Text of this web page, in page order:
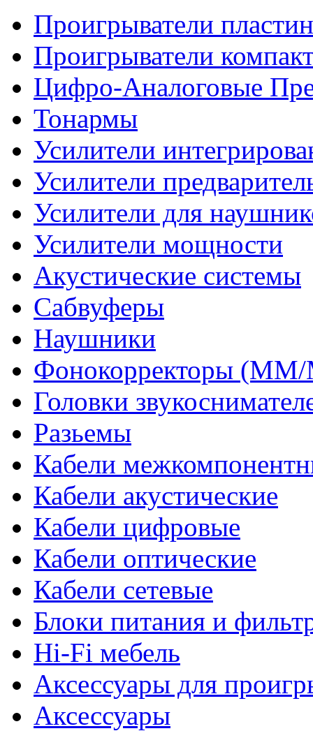
Проигрыватели
Проигрыватели
Цифро-Аналоговые
Тонармы
Усилители
Усилители
Усилители для
Усилители мощности
Акустические системы
Сабвуферы
Наушники
Фонокорректоры
Головки
Разьемы
Кабели
Кабели акустические
Кабели цифровые
Кабели оптические
Кабели сетевые
Блоки питания и
Hi-Fi мебель
Аксессуары для
Аксессуары